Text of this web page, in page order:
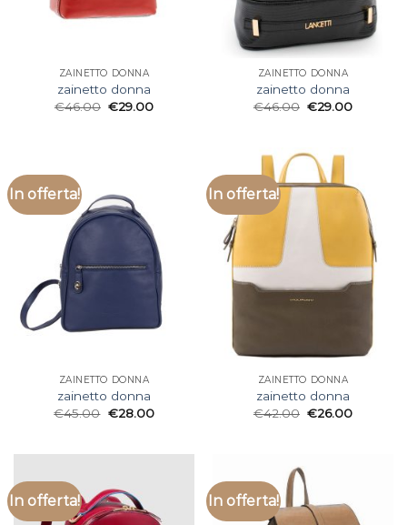
ZAINETTO DONNA
zainetto donna
€46.00 €29.00
ZAINETTO DONNA
zainetto donna
€46.00 €29.00
In offerta!
ZAINETTO DONNA
zainetto donna
€45.00 €28.00
In offerta!
ZAINETTO DONNA
zainetto donna
€42.00 €26.00
In offerta! In offerta!